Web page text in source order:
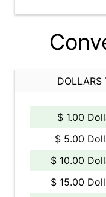
DOLLARS
$ 1.00
$ 5.00
$ 10.00
$ 15.00